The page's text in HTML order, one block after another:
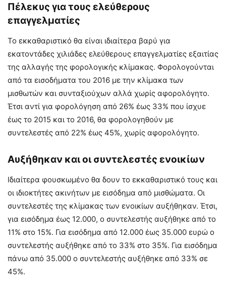
Πέλεκυς για τους ελεύθερους
επαγγελματίες
Το εκκαθαριστικό θα είναι ιδιαίτερα βαρύ για
εκατοντάδες χιλιάδες ελεύθερους επαγγελματίες εξαιτίας
της αλλαγής της φορολογικής κλίμακας. Φορολογούνται
από τα εισοδήματα του 2016 με την κλίμακα των
μισθωτών και συνταξιούχων αλλά χωρίς αφορολόγητο.
Έτσι αντί για φορολόγηση από 26% έως 33% που ίσχυε
έως το 2015 και το 2016, θα φορολογηθούν με
συντελεστές από 22% έως 45%, χωρίς αφορολόγητο.
Αυξήθηκαν και οι συντελεστές ενοικίων
Ιδιαίτερα φουσκωμένο θα δουν το εκκαθαριστικό τους και
οι ιδιοκτήτες ακινήτων με εισόδημα από μισθώματα. Οι
συντελεστές της κλίμακας των ενοικίων αυξήθηκαν. Έτσι,
για εισόδημα έως 12.000, ο συντελεστής αυξήθηκε από το
11% στο 15%. Για εισόδημα από 12.000 έως 35.000 ευρώ ο
συντελεστής αυξήθηκε από το 33% στο 35%. Για εισόδημα
πάνω από 35.000 ο συντελεστής αυξήθηκε από 33% σε
45%.